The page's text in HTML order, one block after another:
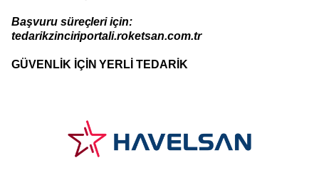
Başvuru süreçleri için:
tedarikzinciriportali.roketsan.com.tr
GÜVENLİK İÇİN YERLİ TEDARİK